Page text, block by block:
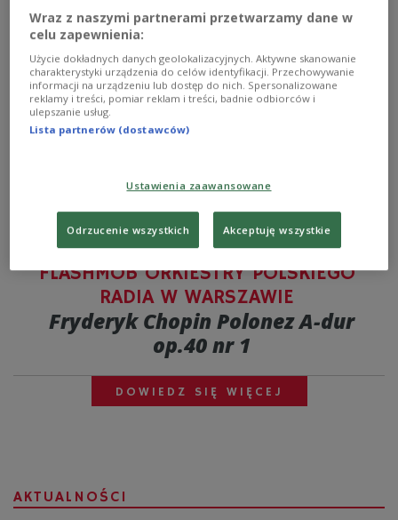
FLASHMOB ORKIESTRY POLSKIEGO
RADIA W WARSZAWIE
Fryderyk Chopin Polonez A-dur
op.40 nr 1
DOWIEDZ SIĘ WIĘCEJ
AKTUALNOŚCI
Wraz z naszymi partnerami przetwarzamy dane w
celu zapewnienia:
Użycie dokładnych danych geolokalizacyjnych. Aktywne skanowanie
charakterystyki urządzenia do celów identyfikacji. Przechowywanie
informacji na urządzeniu lub dostęp do nich. Spersonalizowane
reklamy i treści, pomiar reklam i treści, badnie odbiorców i
ulepszanie usług.
Lista partnerów (dostawców)
Ustawienia zaawansowane
Odrzucenie wszystkich Akceptuję wszystkie